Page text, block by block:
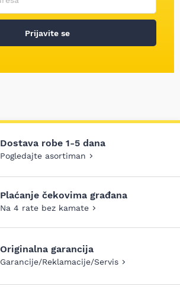
Prijavite se
Dostava robe 1-5 dana
Pogledajte asortiman
Plaćanje čekovima građana
Na 4 rate bez kamate
Originalna garancija
Garancije/Reklamacije/Servis